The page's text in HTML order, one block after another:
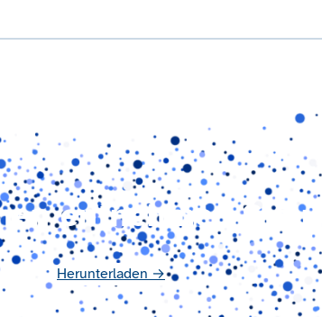
entnehmen Sie
Herunterladen →